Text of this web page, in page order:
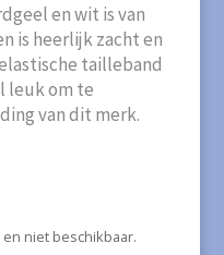
en wit is van
is heerlijk zacht en
tailleband
leuk om te
van dit merk.
niet beschikbaar.